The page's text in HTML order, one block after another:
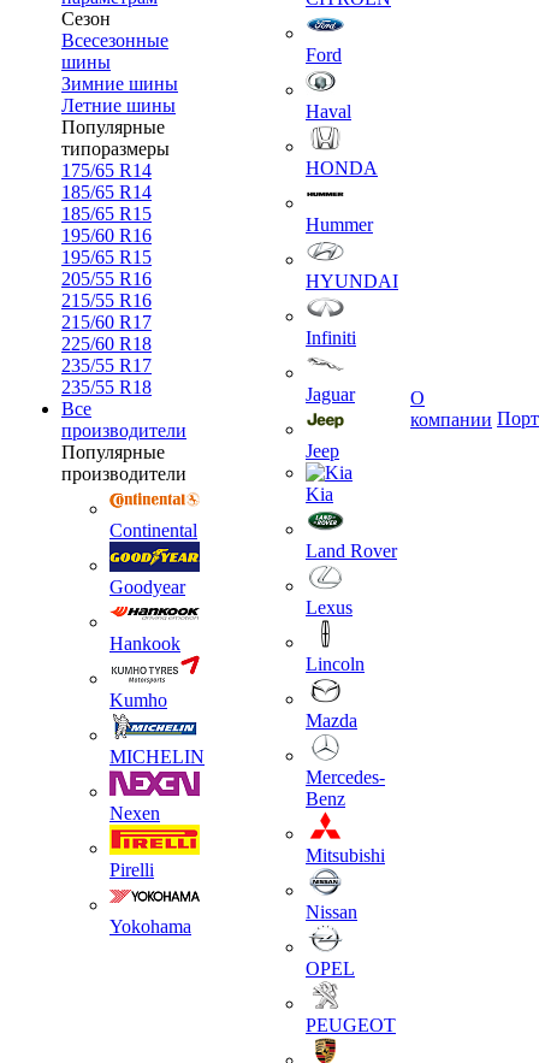
Сезон
Всесезонные
шины
Зимние шины
Летние шины
Популярные
типоразмеры
175/65 R14
185/65 R14
185/65 R15
195/60 R16
195/65 R15
205/55 R16
215/55 R16
215/60 R17
225/60 R18
235/55 R17
235/55 R18
Все
производители
Популярные
производители
Continental
Goodyear
Hankook
Kumho
MICHELIN
Nexen
Pirelli
Yokohama
Ford
Haval
HONDA
Hummer
HYUNDAI
Infiniti
Jaguar
Jeep
Kia
Land Rover
Lexus
Lincoln
Mazda
Mercedes-
Benz
Mitsubishi
Nissan
OPEL
PEUGEOT
О
компании